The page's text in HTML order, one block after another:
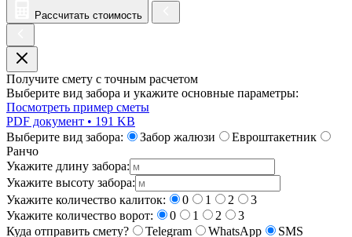
Рассчитать стоимость
Получите смету с точным расчетом
Выберите вид забора и укажите основные параметры:
Посмотреть пример сметы
PDF документ • 191 KB
Выберите вид забора:
Забор жалюзи
Евроштакетник
Ранчо
Укажите длину забора:
Укажите высоту забора:
Укажите количество калиток:
0 1 2
3
Укажите количество ворот:
0 1 2
3
Куда отправить смету?
Telegram WhatsApp
SMS